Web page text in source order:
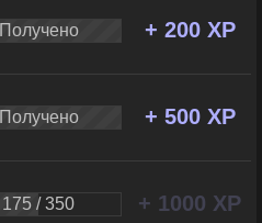
Получено + 200 XP
Получено + 500 XP
175 / 350 + 1000 XP